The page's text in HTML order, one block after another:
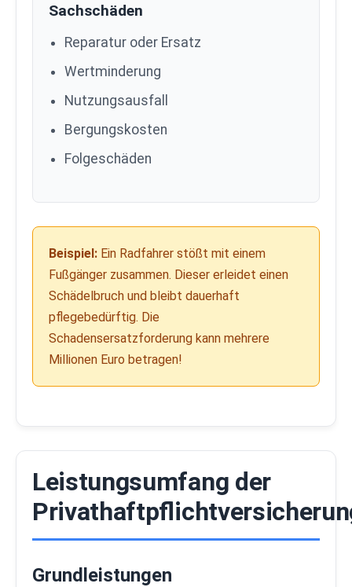
Sachschäden
Reparatur oder Ersatz
Wertminderung
Nutzungsausfall
Bergungskosten
Folgeschäden
Beispiel: Ein Radfahrer stößt mit einem
Fußgänger zusammen. Dieser erleidet einen
Schädelbruch und bleibt dauerhaft
pflegebedürftig. Die
Schadensersatzforderung kann mehrere
Millionen Euro betragen!
Leistungsumfang der
Grundleistungen